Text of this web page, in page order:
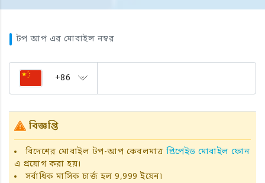
টপ আপ এর মোবাইল নম্বর
+86
বিজ্ঞপ্তি
বিদেশের মোবাইল টপ-আপ কেবলমাত্র প্রিপেইড মোবাইল ফোন
এ প্রয়োগ করা হয়।
সর্বাধিক মাসিক চার্জ হল 9,999 ইয়েন৷